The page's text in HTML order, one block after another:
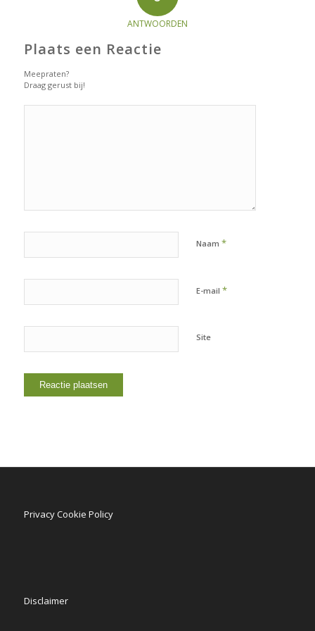
ANTWOORDEN
Plaats een Reactie
Meepraten?
Draag gerust bij!
Naam *
E-mail *
Site
Privacy Cookie Policy
Disclaimer